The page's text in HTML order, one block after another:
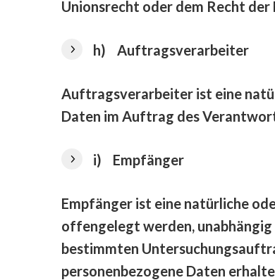
Unionsrecht oder dem Recht
h) Auftragsverarbeiter
Auftragsverarbeiter ist eine
Daten im Auftrag des
i) Empfänger
Empfänger ist eine natürliche
offengelegt werden, unabhängig
bestimmten
personenbezogene Daten